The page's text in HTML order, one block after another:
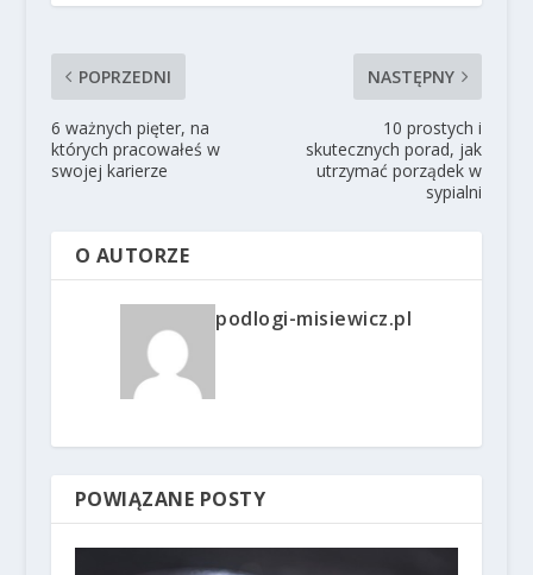
POPRZEDNI
6 ważnych pięter, na
których pracowałeś w
swojej karierze
NASTĘPNY
10 prostych i
skutecznych porad, jak
utrzymać porządek w
sypialni
O AUTORZE
podlogi-misiewicz.pl
POWIĄZANE POSTY